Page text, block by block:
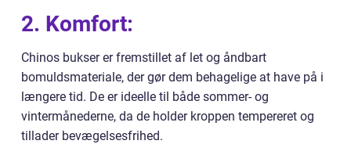
2. Komfort:
Chinos bukser er fremstillet af let og åndbart
bomuldsmateriale, der gør dem behagelige at have på i
længere tid. De er ideelle til både sommer- og
vintermånederne, da de holder kroppen tempereret og
tillader bevægelsesfrihed.